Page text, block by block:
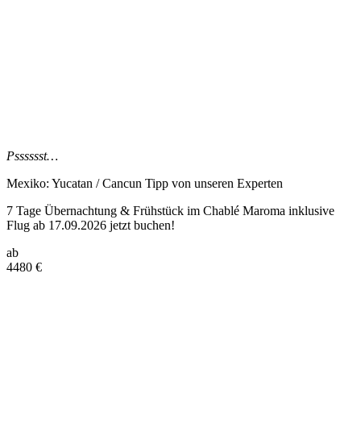
Psssssst…
Mexiko: Yucatan / Cancun Tipp von unseren Experten
7 Tage Übernachtung & Frühstück im Chablé Maroma inklusive
Flug ab 17.09.2026 jetzt buchen!
ab
4480 €